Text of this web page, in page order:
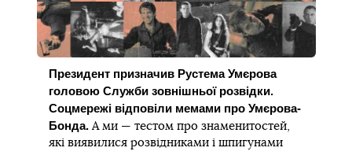
Президент призначив Рустема Умєрова
головою Служби зовнішньої розвідки.
Соцмережі відповіли мемами про Умєрова-
Бонда.А ми — тестом про знаменитостей,
які виявилися розвідниками і шпигунами